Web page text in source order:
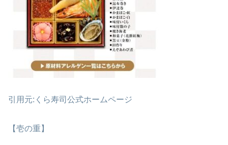
引用元:くら寿司公式ホームページ
【壱の重】